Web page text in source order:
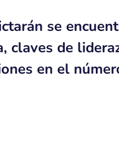
se
claves de
en el